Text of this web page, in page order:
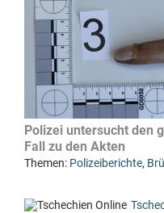
Polizei untersucht den
Fall zu den Akten
Themen: Polizeiberichte,